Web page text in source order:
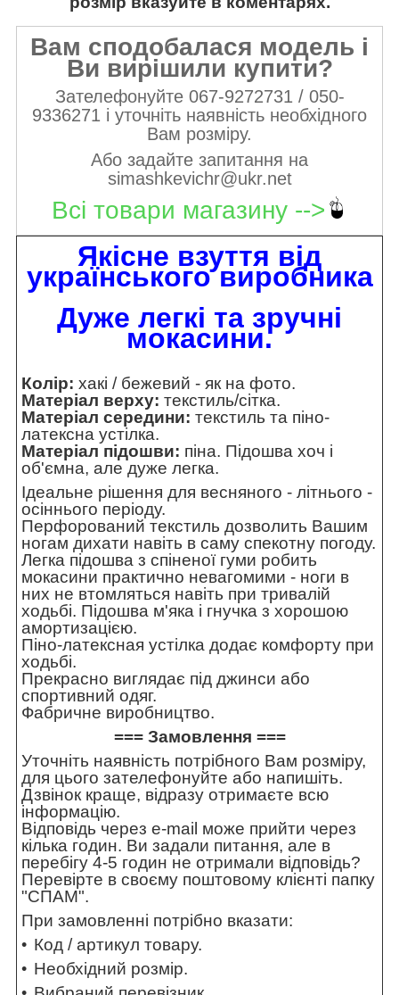
Вам сподобалася модель і
Ви вирішили купити?
Зателефонуйте 067-9272731 / 050-
9336271 і уточніть наявність необхідного
Вам розміру.
Або задайте запитання на
simashkevichr@ukr.net
Всі товари магазину -->
Якісне взуття від
українського виробника
Дуже легкі та зручні
мокасини.
Колір: хакі / бежевий - як на фото.
Матеріал верху: текстиль/сітка.
Матеріал середини: текстиль та піно-
латексна устілка.
Матеріал підошви: піна. Підошва хоч і
об'ємна, але дуже легка.
Ідеальне рішення для весняного - літнього -
осіннього періоду.
Перфорований текстиль дозволить Вашим
ногам дихати навіть в саму спекотну погоду.
Легка підошва з спіненої гуми робить
мокасини практично невагомими - ноги в
них не втомляться навіть при тривалій
ходьбі. Підошва м'яка і гнучка з хорошою
амортизацією.
Піно-латексная устілка додає комфорту при
ходьбі.
Прекрасно виглядає під джинси або
спортивний одяг.
Фабричне виробництво.
=== Замовлення ===
Уточніть наявність потрібного Вам розміру,
для цього зателефонуйте або напишіть.
Дзвінок краще, відразу отримаєте всю
інформацію.
Відповідь через e-mail може прийти через
кілька годин. Ви задали питання, але в
перебігу 4-5 годин не отримали відповідь?
Перевірте в своєму поштовому клієнті папку
"СПАМ".
При замовленні потрібно вказати:
Код / артикул товару.
Необхідний розмір.